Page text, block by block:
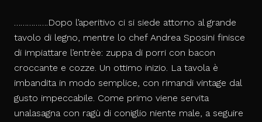
…………….Dopo l’aperitivo ci si siede attorno al grande
tavolo di legno, mentre lo chef Andrea Sposini finisce
di impiattare l’entrèe: zuppa di porri con bacon
croccante e cozze. Un ottimo inizio. La tavola è
imbandita in modo semplice, con rimandi vintage dal
gusto impeccabile. Come primo viene servita
unalasagna con ragù di coniglio niente male, a seguire